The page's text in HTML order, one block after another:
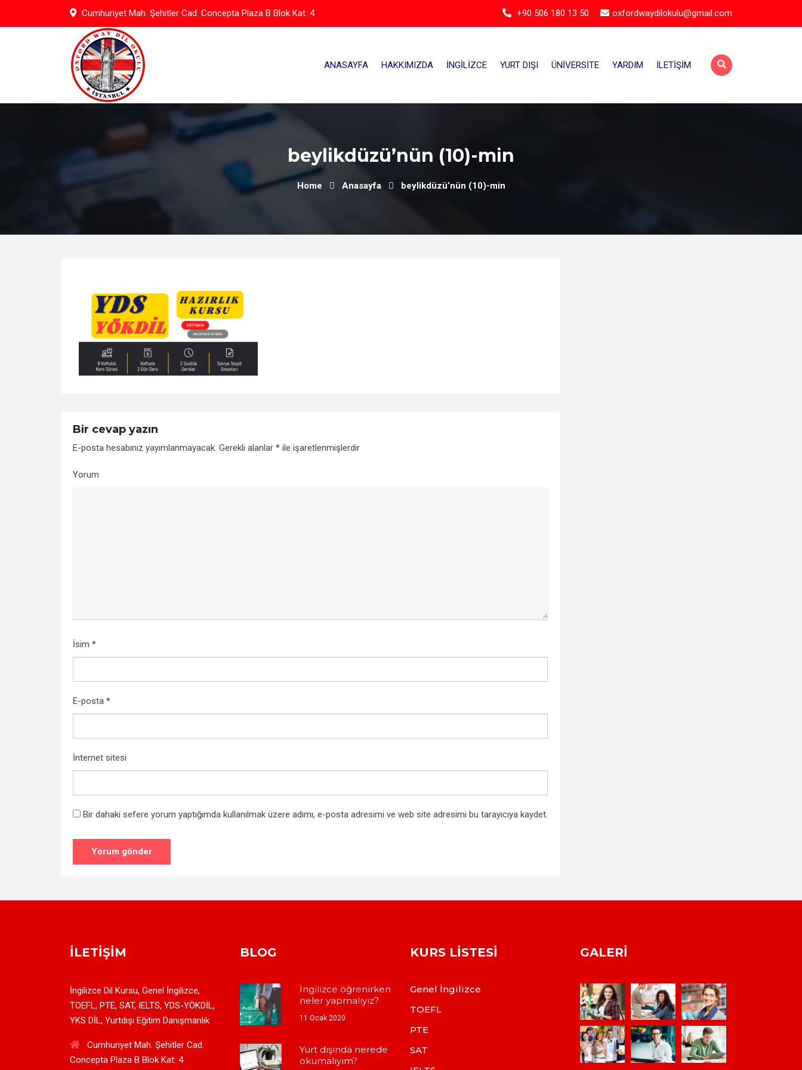
Cumhuriyet Mah. Şehitler Cad. Concepta Plaza B Blok Kat: 4 +90 506 180 13 50 oxfordwaydilokulu@gmail.com
ANASAYFA HAKKIMIZDA İNGILIZCE YURT DIŞI ÜNIVERSITE YARDIM İLETIŞIM
beylikdüzü’nün (10)-min
Home Anasayfa beylikdüzü’nün (10)-min
Bir cevap yazın
E-posta hesabınız yayımlanmayacak. Gerekli alanlar * ile işaretlenmişlerdir
Yorum
İsim *
E-posta *
İnternet sitesi
Bir dahaki sefere yorum yaptığımda kullanılmak üzere adımı, e-posta adresimi ve web site adresimi bu tarayıcıya kaydet.
İLETIŞIM
İngilizce Dil Kursu, Genel İngilizce,
TOEFL, PTE, SAT, IELTS, YDS-YÖKDİL,
YKS DİL, Yurtdışı Eğitim Danışmanlık
Cumhuriyet Mah. Şehitler Cad.
Concepta Plaza B Blok Kat: 4
BLOG
İngilizce öğrenirken
neler yapmalıyız?
11 Ocak 2020
Yurt dışında nerede
okumalıyım?
KURS LISTESI
Genel İngilizce
TOEFL
PTE
SAT
GALERI